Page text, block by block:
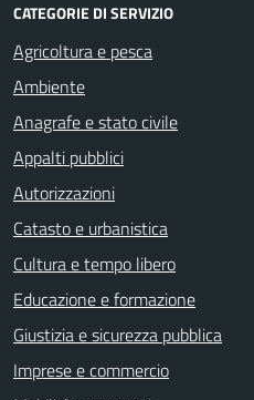
CATEGORIE DI SERVIZIO
Agricoltura e pesca
Ambiente
Anagrafe e stato civile
Appalti pubblici
Autorizzazioni
Catasto e urbanistica
Cultura e tempo libero
Educazione e formazione
Giustizia e sicurezza pubblica
Imprese e commercio